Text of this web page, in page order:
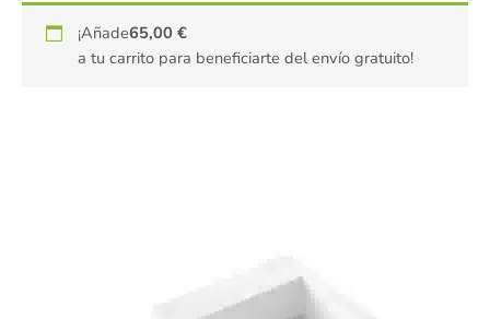
¡Añade65,00€
a tu carrito para beneficiarte del envío gratuito!
Molde
cuadrado